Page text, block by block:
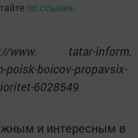
по ссылке.
www. tatar-inform.
poisk-boicov-propavsix-
6028549
и интересным в